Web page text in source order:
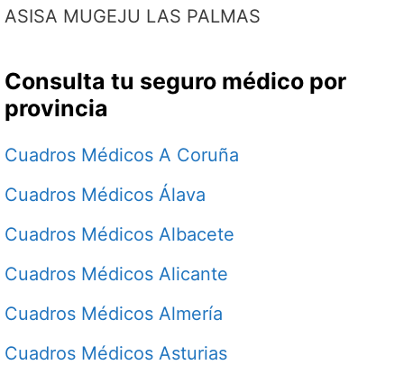
ASISA MUGEJU LAS PALMAS
Consulta tu seguro médico por
provincia
Cuadros Médicos A Coruña
Cuadros Médicos Álava
Cuadros Médicos Albacete
Cuadros Médicos Alicante
Cuadros Médicos Almería
Cuadros Médicos Asturias